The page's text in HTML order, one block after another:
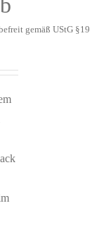
gemäß UStG §19